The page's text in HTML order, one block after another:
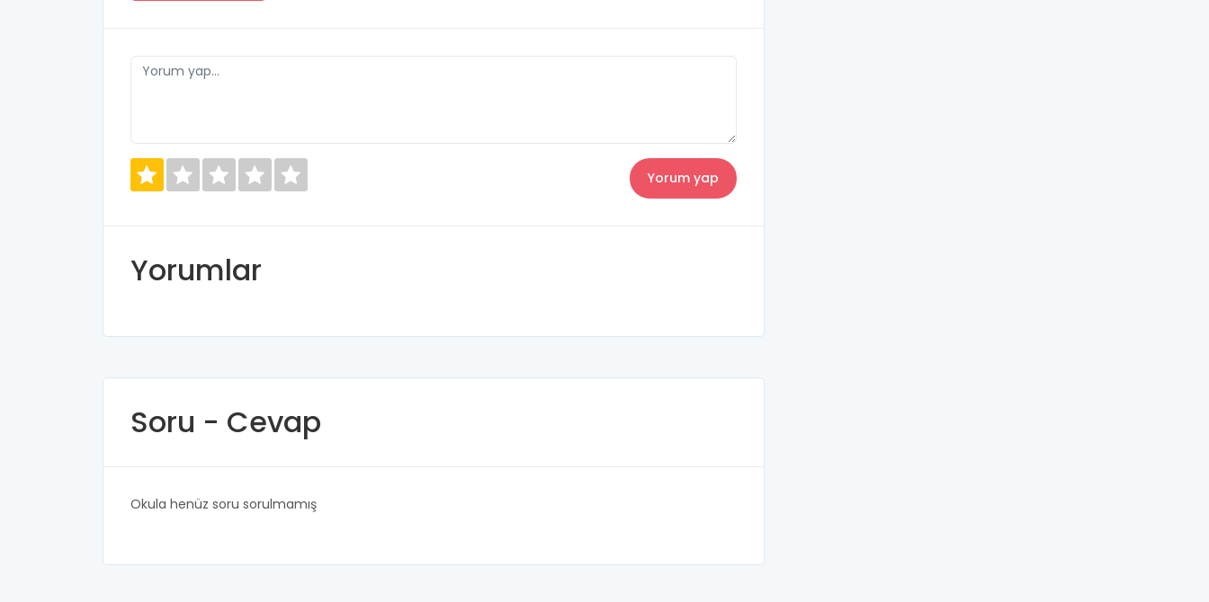
Yorumlar
Soru - Cevap
Okula henüz soru sorulmamış